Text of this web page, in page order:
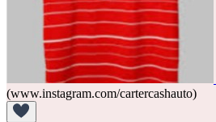
(www.instagram.com/cartercashauto)